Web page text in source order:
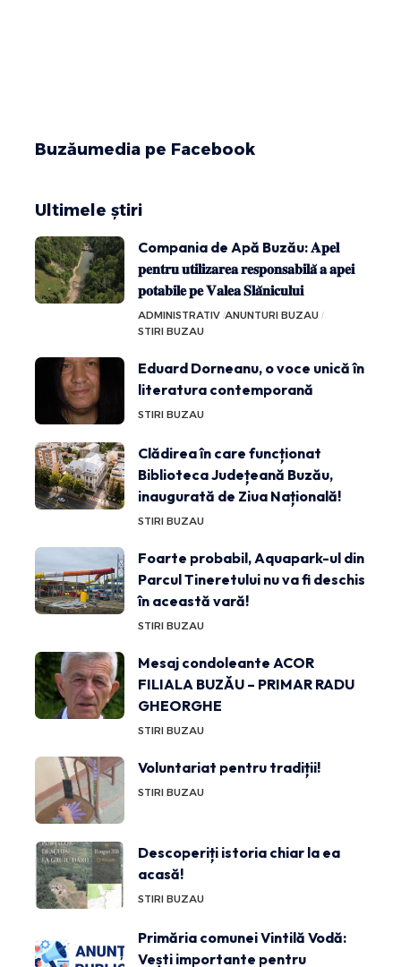
Buzăumedia pe Facebook
Ultimele știri
Compania de Apă Buzău: 𝐀𝐩𝐞𝐥
𝐩𝐞𝐧𝐭𝐫𝐮 𝐮𝐭𝐢𝐥𝐢𝐳𝐚𝐫𝐞𝐚 𝐫𝐞𝐬𝐩𝐨𝐧𝐬𝐚𝐛𝐢𝐥𝐚̆ 𝐚 𝐚𝐩𝐞𝐢
𝐩𝐨𝐭𝐚𝐛𝐢𝐥𝐞 𝐩𝐞 𝐕𝐚𝐥𝐞𝐚 𝐒𝐥𝐚̆𝐧𝐢𝐜𝐮𝐥𝐮𝐢
ADMINISTRATIV ANUNTURI BUZAU
STIRI BUZAU
Eduard Dorneanu, o voce unică în
literatura contemporană
STIRI BUZAU
Clădirea în care funcționat
Biblioteca Județeană Buzău,
inaugurată de Ziua Națională!
STIRI BUZAU
Foarte probabil, Aquapark-ul din
Parcul Tineretului nu va fi deschis
în această vară!
STIRI BUZAU
Mesaj condoleante ACOR
FILIALA BUZĂU – PRIMAR RADU
GHEORGHE
STIRI BUZAU
Voluntariat pentru tradiții!
STIRI BUZAU
Descoperiți istoria chiar la ea
acasă!
STIRI BUZAU
Primăria comunei Vintilă Vodă:
Vești importante pentru